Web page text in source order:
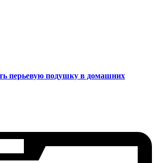
перьевую подушку в домашних